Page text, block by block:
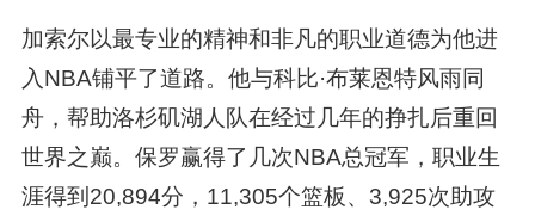
加索尔以最专业的精神和非凡的职业道德为他进
入NBA铺平了道路。他与科比·布莱恩特风雨同
舟，帮助洛杉矶湖人队在经过几年的挣扎后重回
世界之巅。保罗赢得了几次NBA总冠军，职业生
涯得到20,894分，11,305个篮板、3,925次助攻